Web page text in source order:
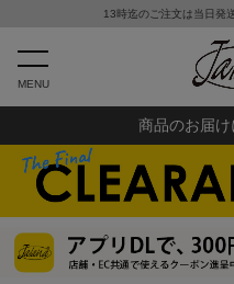
13時迄のご注文は当日発
MENU
商品のお届